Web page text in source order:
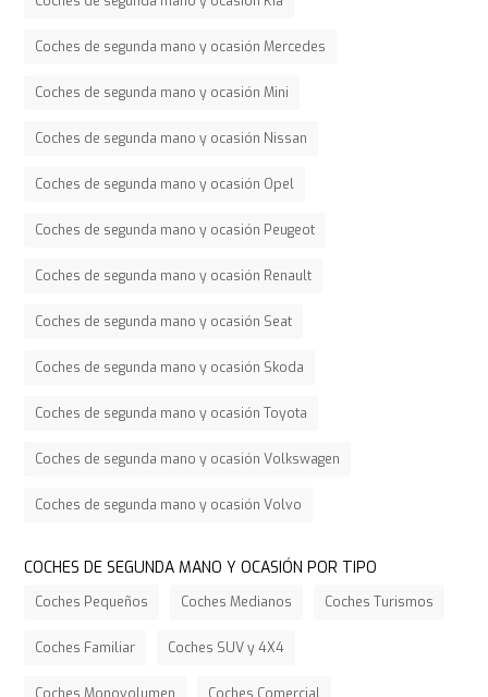
Coches de segunda mano y ocasión Mercedes
Coches de segunda mano y ocasión Mini
Coches de segunda mano y ocasión Nissan
Coches de segunda mano y ocasión Opel
Coches de segunda mano y ocasión Peugeot
Coches de segunda mano y ocasión Renault
Coches de segunda mano y ocasión Seat
Coches de segunda mano y ocasión Skoda
Coches de segunda mano y ocasión Toyota
Coches de segunda mano y ocasión Volkswagen
Coches de segunda mano y ocasión Volvo
COCHES DE SEGUNDA MANO Y OCASIÓN POR TIPO
Coches Pequeños Coches Medianos Coches Turismos
Coches Familiar Coches SUV y 4X4